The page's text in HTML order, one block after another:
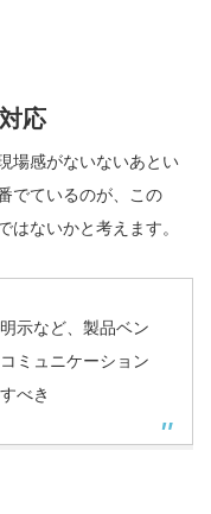
応
場感がないないあとい
でているのが、この
はないかと考えます。
示など、製品ベン
ミュニケーション
べき